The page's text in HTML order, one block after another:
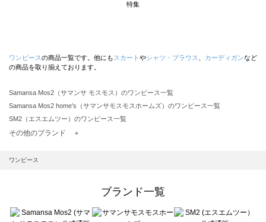
特集
ワンピースの商品一覧です。他にも スカート やシャツ・ブラウス カーディガンなど
の商品を取り揃えております。
Samansa Mos2（サマンサ モスモス）のワンピース一覧
Samansa Mos2 home's（サマンサモスモスホームズ）のワンピース一覧
SM2（エスエムツー）のワンピース一覧
TSUHARU by Samansa Mos2（ツハルバイサマンサモスモス）のワンピース一覧
Samansa Mos2 blue（サマンサモスモス ブルー）のワンピース一覧
sō4ū（ソウフォーユー）のワンピース一覧
Te chichi（テチチ）のワンピース一覧
その他のブランド ＋
ワンピース
ブランド一覧